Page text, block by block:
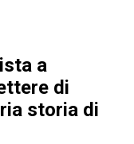
a
di
storia di